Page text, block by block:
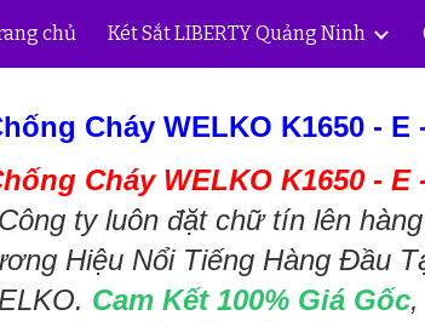
to main content
chủ Két Sắt LIBERTY Quảng Ninh
Cháy WELKO K1650 - E
Cháy WELKO K1650 - E
ty luôn đặt chữ tín lên
Hiệu Nổi Tiếng Hàng Đầu
Cam Kết 100% Giá Gốc,